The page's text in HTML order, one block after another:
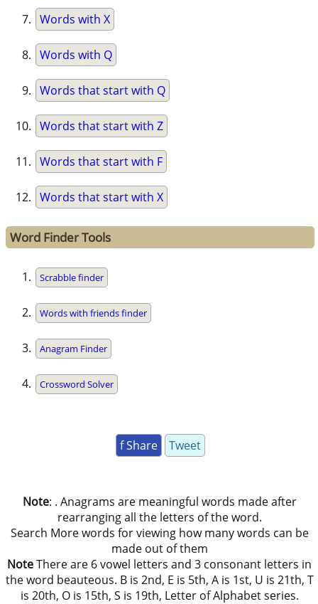
Words with X
Words with Q
Words that start with Q
Words that start with Z
Words that start with F
Words that start with X
Word Finder Tools
Scrabble finder
Words with friends finder
Anagram Finder
Crossword Solver
f Share Tweet
Note: . Anagrams are meaningful words made after
rearranging all the letters of the word.
Search More words for viewing how many words can be
made out of them
NoteThere are 6 vowel letters and 3 consonant letters in
the word beauteous. B is 2nd, E is 5th, A is 1st, U is 21th, T
is 20th, O is 15th, S is 19th, Letter of Alphabet series.